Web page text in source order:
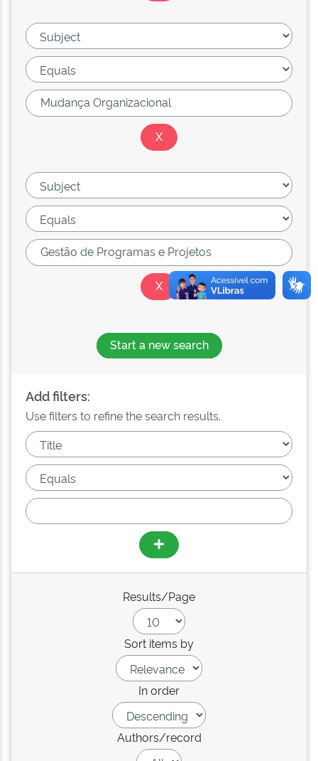
Start a new search
Add filters:
Use filters to refine the search results.
Results/Page
Sort items by
In order
Authors/record